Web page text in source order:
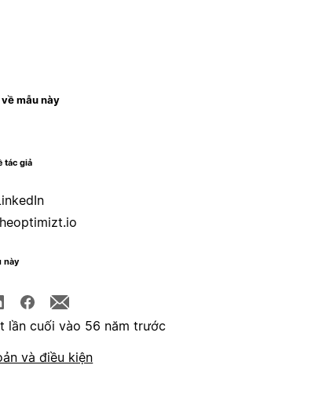
mẫu này
tác giả
này
lần cuối vào 56 năm trước
và điều kiện